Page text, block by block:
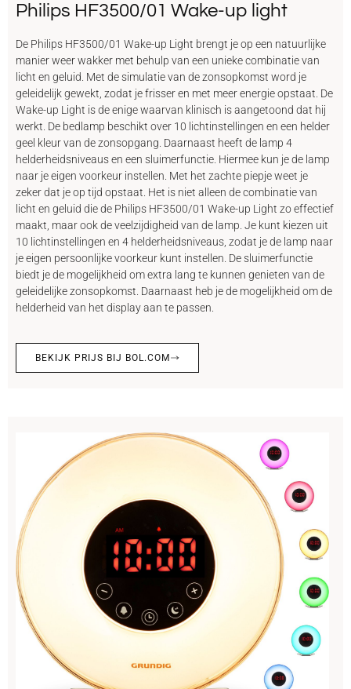
Philips HF3500/01 Wake-up light
De Philips HF3500/01 Wake-up Light brengt je op een natuurlijke
manier weer wakker met behulp van een unieke combinatie van
licht en geluid. Met de simulatie van de zonsopkomst word je
geleidelijk gewekt, zodat je frisser en met meer energie opstaat. De
Wake-up Light is de enige waarvan klinisch is aangetoond dat hij
werkt. De bedlamp beschikt over 10 lichtinstellingen en een helder
geel kleur van de zonsopgang. Daarnaast heeft de lamp 4
helderheidsniveaus en een sluimerfunctie. Hiermee kun je de lamp
naar je eigen voorkeur instellen. Met het zachte piepje weet je
zeker dat je op tijd opstaat. Het is niet alleen de combinatie van
licht en geluid die de Philips HF3500/01 Wake-up Light zo effectief
maakt, maar ook de veelzijdigheid van de lamp. Je kunt kiezen uit
10 lichtinstellingen en 4 helderheidsniveaus, zodat je de lamp naar
je eigen persoonlijke voorkeur kunt instellen. De sluimerfunctie
biedt je de mogelijkheid om extra lang te kunnen genieten van de
geleidelijke zonsopkomst. Daarnaast heb je de mogelijkheid om de
helderheid van het display aan te passen.
BEKIJK PRIJS BIJ BOL.COM